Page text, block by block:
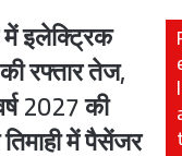
इलेक्ट्रिक
रफ्तार तेज,
2027 की
में पैसेंजर
l